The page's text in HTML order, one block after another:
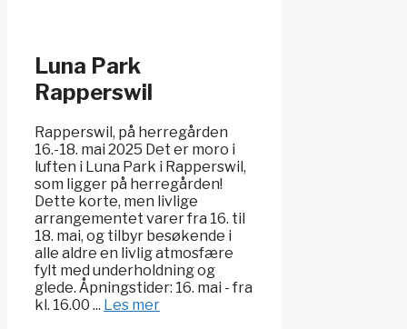
Luna Park
Rapperswil
Rapperswil, på herregården
16.-18. mai 2025 Det er moro i
luften i Luna Park i Rapperswil,
som ligger på herregården!
Dette korte, men livlige
arrangementet varer fra 16. til
18. mai, og tilbyr besøkende i
alle aldre en livlig atmosfære
fylt med underholdning og
glede. Åpningstider: 16. mai - fra
kl. 16.00 ... Les mer